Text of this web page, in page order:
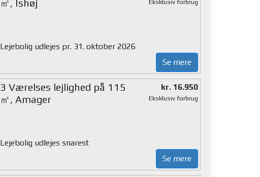
㎡, Ishøj
Eksklusiv forbrug
Lejebolig udlejes pr. 31. oktober 2026
Se mere
3 Værelses lejlighed på 115
㎡, Amager
kr. 16.950
Eksklusiv forbrug
Lejebolig udlejes snarest
Se mere